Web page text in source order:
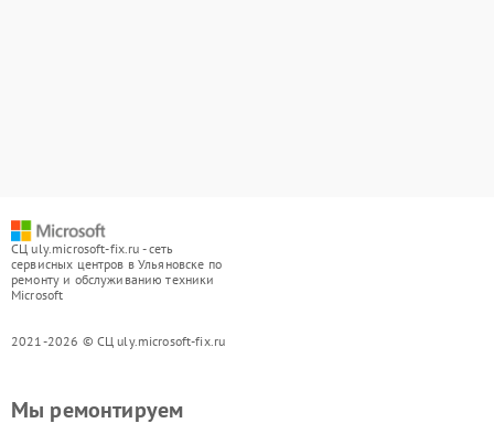
СЦ uly.microsoft-fix.ru - сеть
сервисных центров в Ульяновске по
ремонту и обслуживанию техники
Microsoft
2021-2026 © СЦ uly.microsoft-fix.ru
Мы ремонтируем